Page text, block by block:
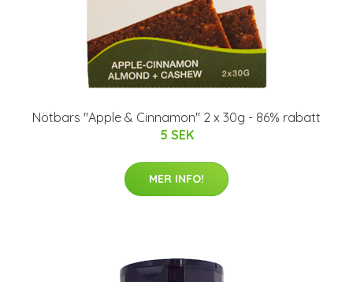
Nötbars "Apple & Cinnamon" 2 x 30g - 86% rabatt
5 SEK
MER INFO!